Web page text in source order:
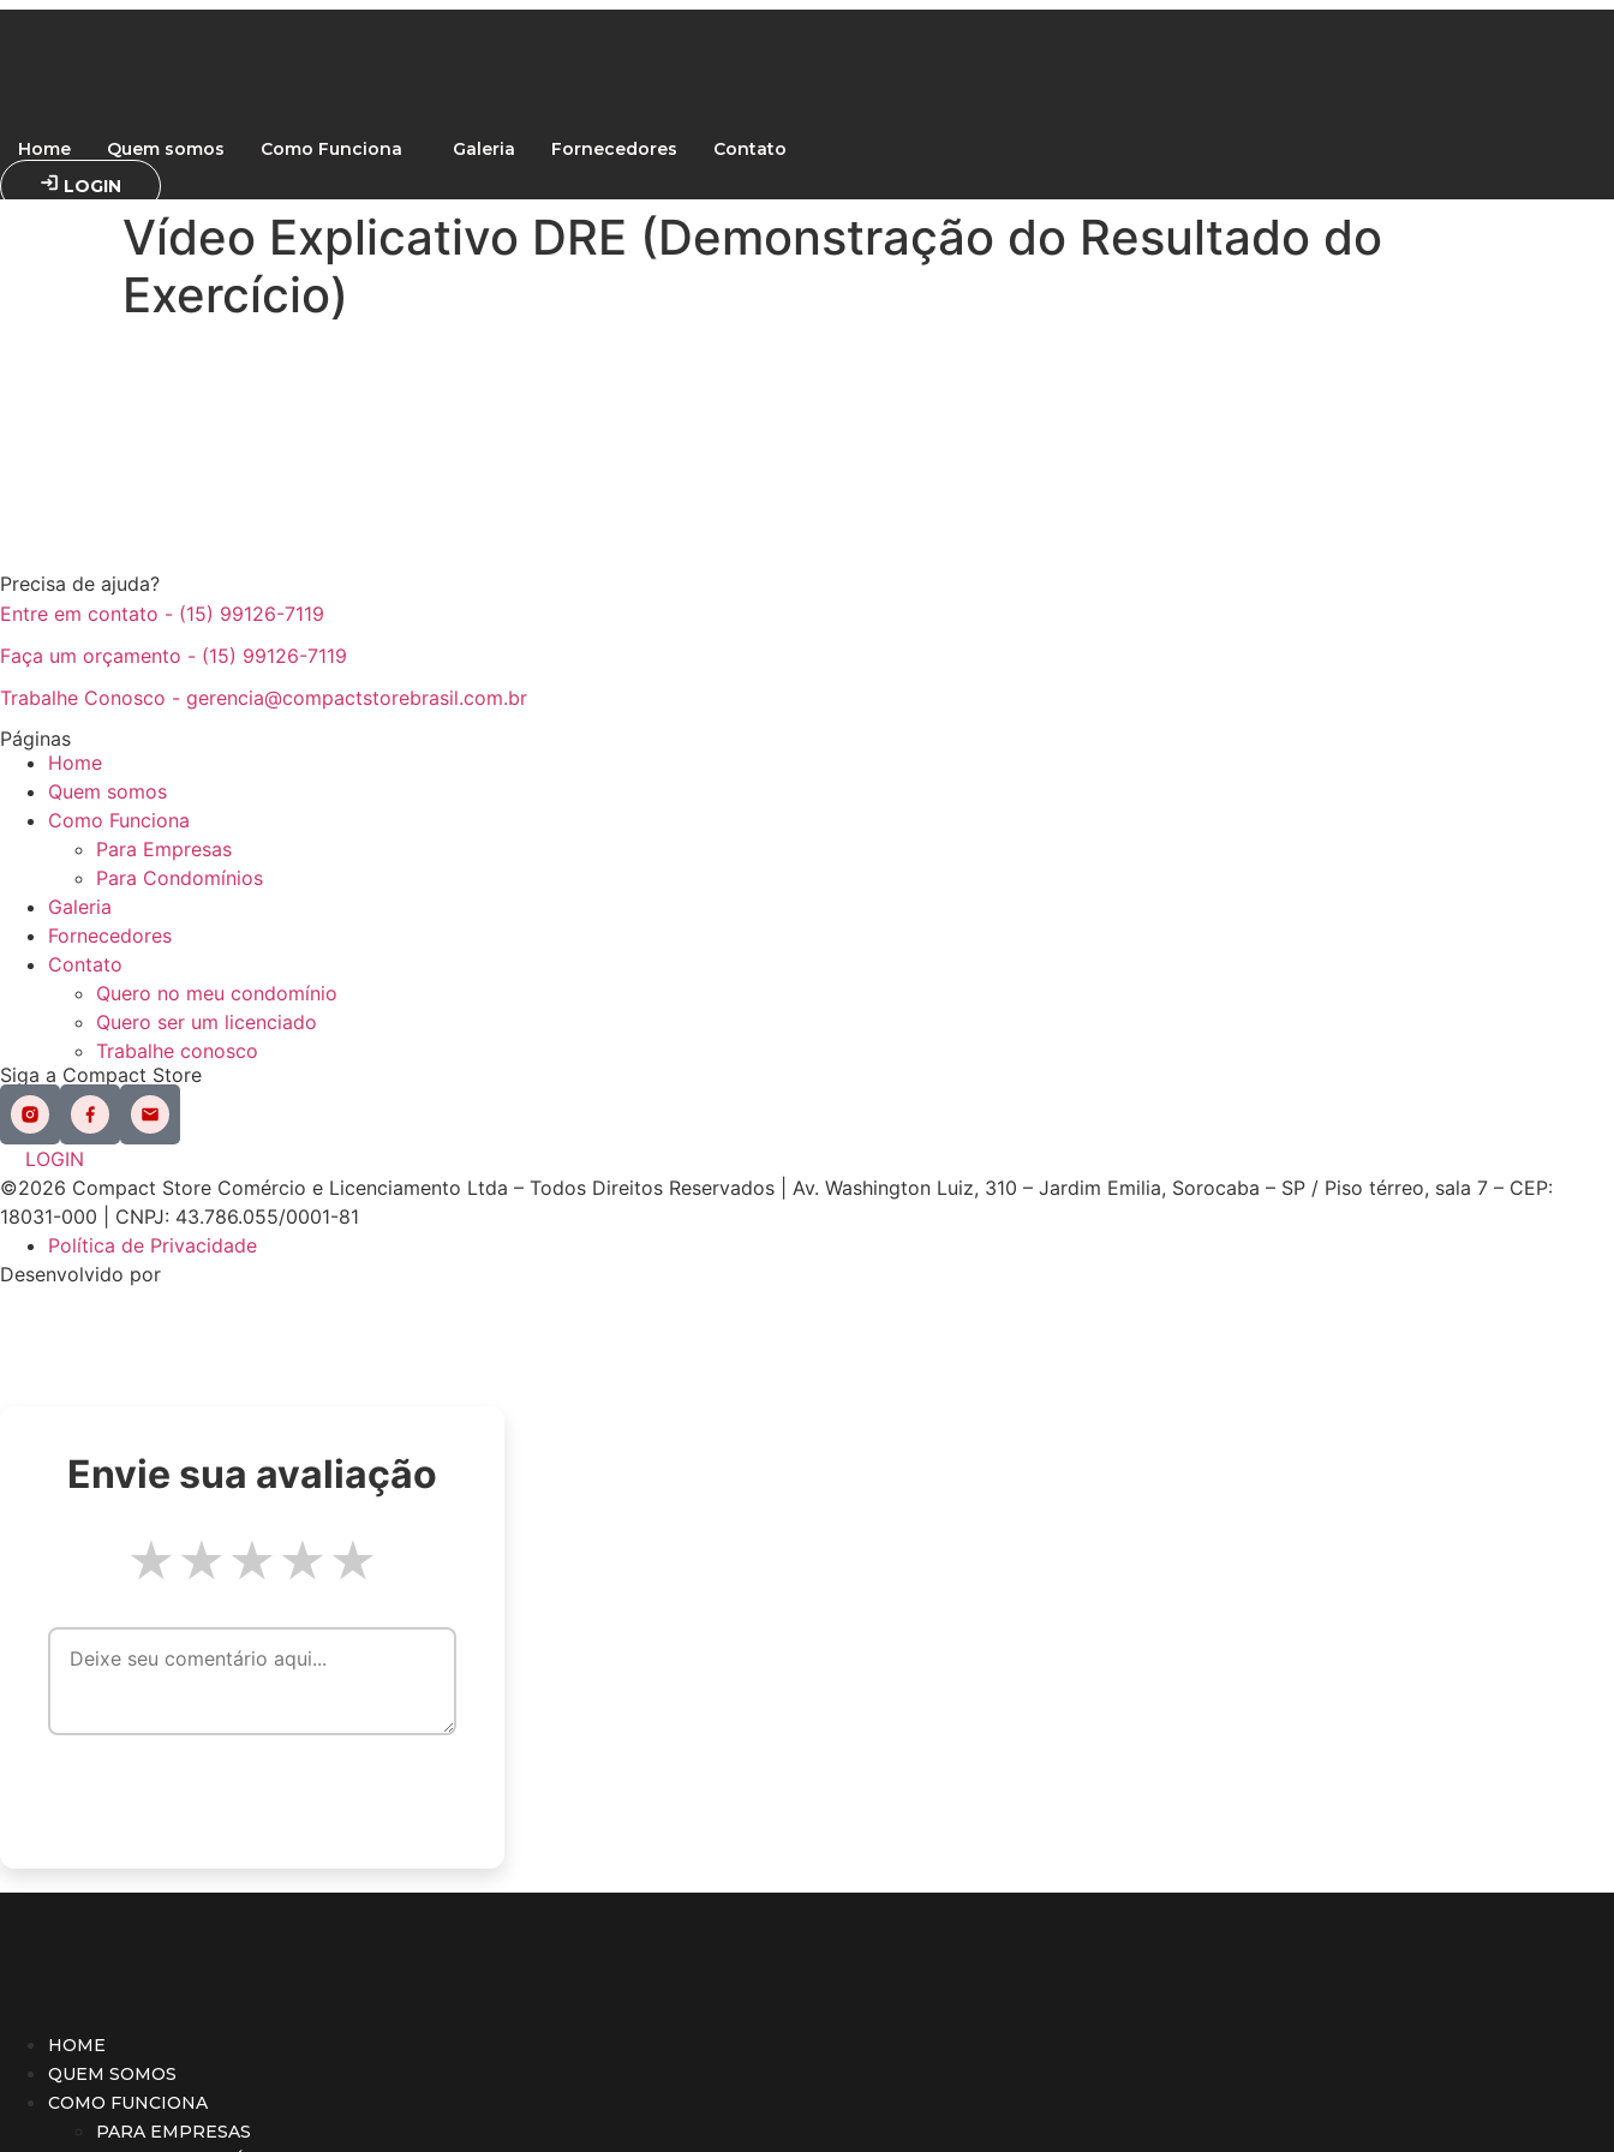
Ir
Home Quem somos Como Funciona Galeria Fornecedores
Contato
LOGIN
Vídeo Explicativo DRE (Demonstração do Resultado do
Exercício)
Precisa de ajuda?
Entre em contato - (15) 99126-7119
Faça um orçamento - (15) 99126-7119
Trabalhe Conosco - gerencia@compactstorebrasil.com.br
Páginas
Home
Quem somos
Como Funciona
Para Empresas
Para Condomínios
Galeria
Fornecedores
Contato
Quero no meu condomínio
Quero ser um licenciado
Trabalhe conosco
Siga a Compact Store
LOGIN
©2026 Compact Store Comércio e Licenciamento Ltda – Todos Direitos Reservados | Av. Washington Luiz, 310 – Jardim Emilia, Sorocaba – SP / Piso térreo, sala 7 – CEP:
18031-000 | CNPJ: 43.786.055/0001-81
Política de Privacidade
Desenvolvido por
Envie sua avaliação
★★★★★
HOME
QUEM SOMOS
COMO FUNCIONA
PARA EMPRESAS